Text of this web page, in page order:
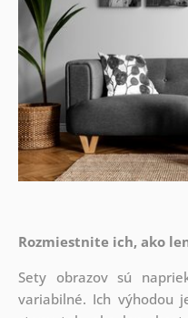
Rozmiestnite ich, ako
Sety obrazov sú
variabilné. Ich výhodou